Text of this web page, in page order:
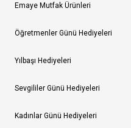
Emaye Mutfak Ürünleri
Öğretmenler Günü Hediyeleri
Yılbaşı Hediyeleri
Sevgililer Günü Hediyeleri
Kadınlar Günü Hediyeleri